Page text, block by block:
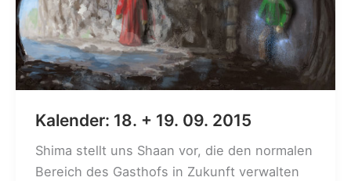
Kalender: 18. + 19. 09. 2015
Shima stellt uns Shaan vor, die den normalen
Bereich des Gasthofs in Zukunft verwalten